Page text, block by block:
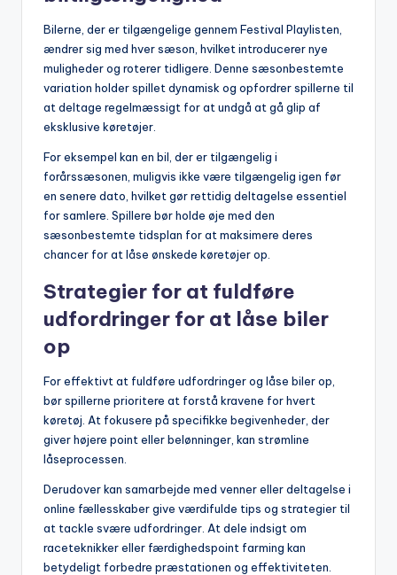
Bilerne, der er tilgængelige gennem Festival Playlisten,
ændrer sig med hver sæson, hvilket introducerer nye
muligheder og roterer tidligere. Denne sæsonbestemte
variation holder spillet dynamisk og opfordrer spillerne til
at deltage regelmæssigt for at undgå at gå glip af
eksklusive køretøjer.
For eksempel kan en bil, der er tilgængelig i
forårssæsonen, muligvis ikke være tilgængelig igen før
en senere dato, hvilket gør rettidig deltagelse essentiel
for samlere. Spillere bør holde øje med den
sæsonbestemte tidsplan for at maksimere deres
chancer for at låse ønskede køretøjer op.
Strategier for at fuldføre
udfordringer for at låse biler
op
For effektivt at fuldføre udfordringer og låse biler op,
bør spillerne prioritere at forstå kravene for hvert
køretøj. At fokusere på specifikke begivenheder, der
giver højere point eller belønninger, kan strømline
låseprocessen.
Derudover kan samarbejde med venner eller deltagelse i
online fællesskaber give værdifulde tips og strategier til
at tackle svære udfordringer. At dele indsigt om
raceteknikker eller færdighedspoint farming kan
betydeligt forbedre præstationen og effektiviteten.